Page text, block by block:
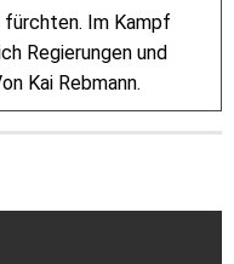
fürchten. Im Kampf
Regierungen und
Kai Rebmann.